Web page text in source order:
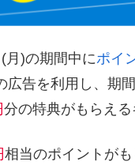
月)の期間中にポイ
告を利用し、期
分の特典がもらえる
相当のポイントが